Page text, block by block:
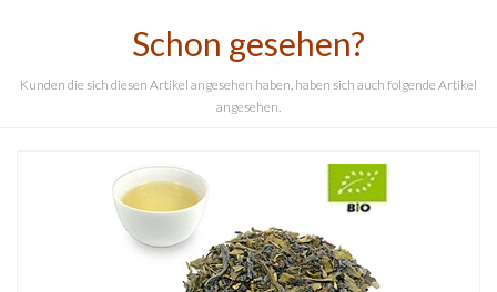
Schon gesehen?
Kunden die sich diesen Artikel angesehen haben, haben sich auch folgende Artikel
angesehen.